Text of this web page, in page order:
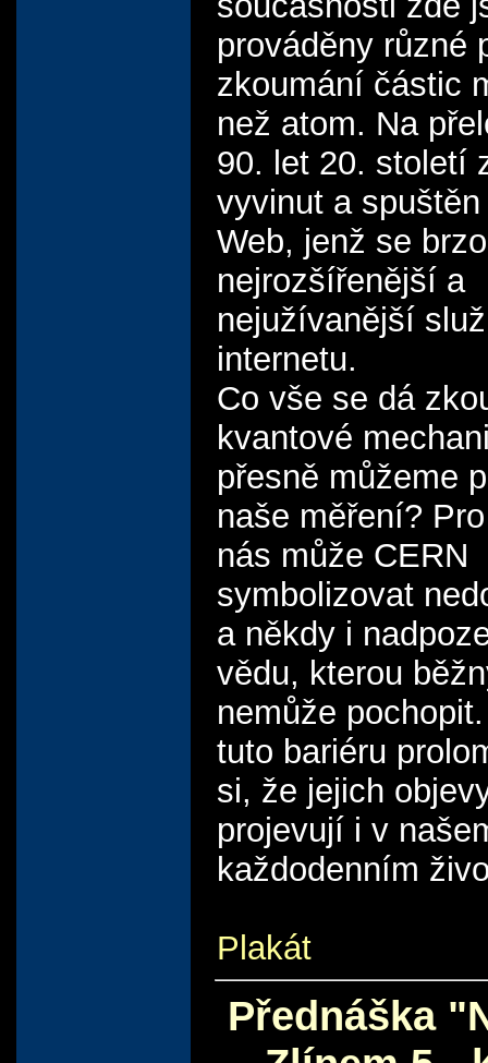
prováděny různé
zkoumání částic
než atom. Na
90. let 20. století
vyvinut a
Web, jenž se
nejrozšířenější a
nejužívanější
internetu.
Co vše se dá
kvantové
přesně můžeme
naše měření?
nás může CERN
symbolizovat
a někdy i
vědu, kterou
nemůže
tuto bariéru
si, že jejich
projevují i v
každodenním
Plakát
Přednáška